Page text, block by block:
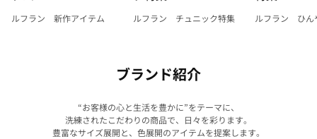
ルフラン 新作アイテム ルフラン チュニック特集 ルフラン ひん
ブランド紹介
“お客様の心と生活を豊かに”をテーマに、
洗練されたこだわりの商品で、日々を彩ります。
豊富なサイズ展開と、色展開のアイテムを提案します。